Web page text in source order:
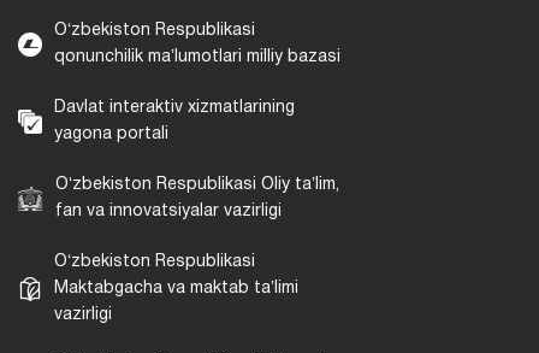
Oʻzbekiston Respublikasi
qonunchilik maʼlumotlari milliy bazasi
Davlat interaktiv xizmatlarining
yagona portali
Oʻzbekiston Respublikasi Oliy taʼlim,
fan va innovatsiyalar vazirligi
Oʻzbekiston Respublikasi
Maktabgacha va maktab taʼlimi
vazirligi